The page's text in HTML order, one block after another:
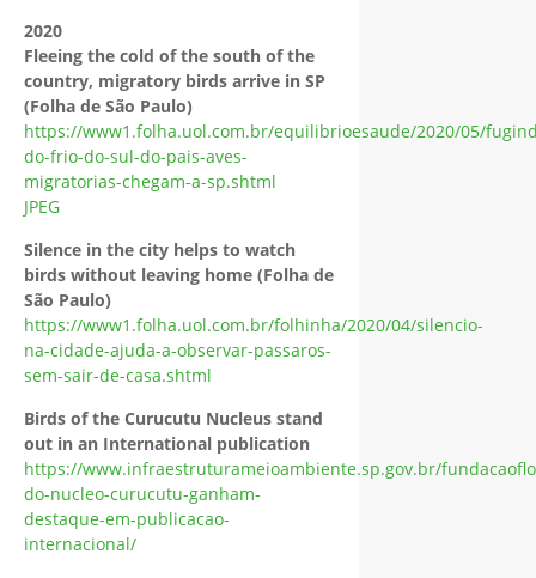
2020
Fleeing the cold of the south of the
country, migratory birds arrive in SP
(Folha de São Paulo)
https://www1.folha.uol.com.br/equilibrioesaude/2020/05/
do-frio-do-sul-do-pais-aves-
migratorias-chegam-a-sp.shtml
JPEG
Silence in the city helps to watch
birds without leaving home (Folha de
São Paulo)
https://www1.folha.uol.com.br/folhinha/2020/04/silencio-
na-cidade-ajuda-a-observar-passaros-
sem-sair-de-casa.shtml
Birds of the Curucutu Nucleus stand
out in an International publication
https://www.infraestruturameioambiente.sp.gov.br/
do-nucleo-curucutu-ganham-
destaque-em-publicacao-
internacional/